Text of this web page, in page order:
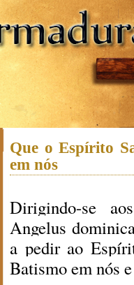
Que o Espírito
em nós
Dirigindo-se
Angelus
a pedir ao
Batismo em nós